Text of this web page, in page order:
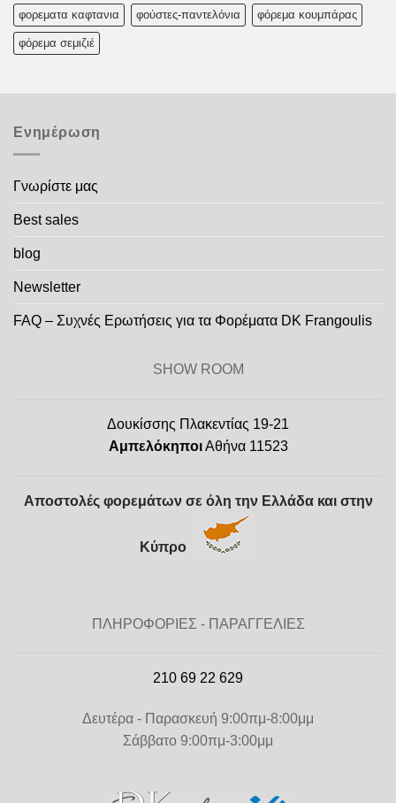
φορεματα καφτανια φούστες-παντελόνια φόρεμα κουμπάρας
φόρεμα σεμιζιέ
Ενημέρωση
Γνωρίστε μας
Best sales
blog
Newsletter
FAQ – Συχνές Ερωτήσεις για τα Φορέματα DK Frangoulis
SHOW ROOM
Δουκίσσης Πλακεντίας 19-21
ΑμπελόκηποιΑθήνα 11523
Αποστολές φορεμάτων σε όλη την Ελλάδα και στην
Κύπρο
ΠΛΗΡΟΦΟΡΙΕΣ - ΠΑΡΑΓΓΕΛΙΕΣ
210 69 22 629
Δευτέρα - Παρασκευή 9:00πμ-8:00μμ
Σάββατο 9:00πμ-3:00μμ